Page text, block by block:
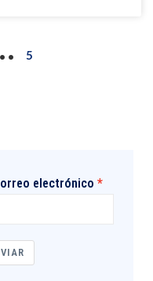
5
electrónico